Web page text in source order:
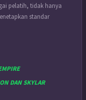
pelatih, tidak hanya
standar
DAN SKYLAR